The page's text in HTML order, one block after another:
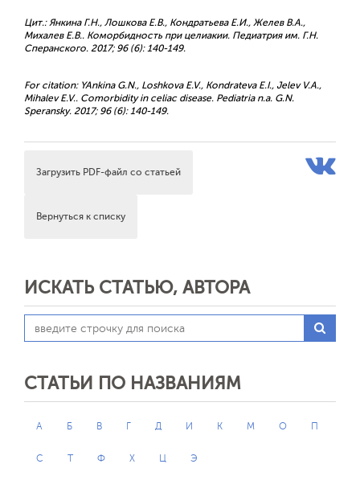
Цит.: Янкина Г.Н., Лошкова Е.В., Кондратьева Е.И., Желев В.А.,
Михалев Е.В.. Коморбидность при целиакии. Педиатрия им. Г.Н.
Сперанского. 2017; 96 (6): 140-149.
For citation: YAnkina G.N., Loshkova E.V., Kondrateva E.I., Jelev V.A.,
Mihalev E.V.. Comorbidity in celiac disease. Pediatria n.a. G.N.
Speransky. 2017; 96 (6): 140-149.
Загрузить PDF-файл со статьей
Вернуться к списку
ИСКАТЬ СТАТЬЮ, АВТОРА
СТАТЬИ ПО НАЗВАНИЯМ
А Б В Г Д И К М О П
С Т Ф Х Ц Э